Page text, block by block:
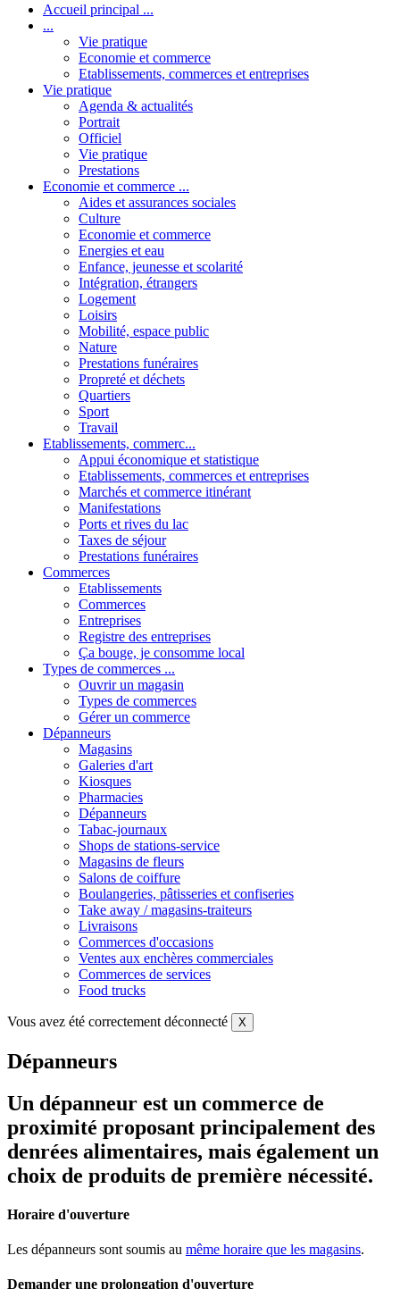
Accueil principal ...
...
Vie pratique
Economie et commerce
Etablissements, commerces et entreprises
Vie pratique
Agenda & actualités
Portrait
Officiel
Vie pratique
Prestations
Economie et commerce ...
Aides et assurances sociales
Culture
Economie et commerce
Energies et eau
Enfance, jeunesse et scolarité
Intégration, étrangers
Logement
Loisirs
Mobilité, espace public
Nature
Prestations funéraires
Propreté et déchets
Quartiers
Sport
Travail
Etablissements, commerc...
Appui économique et statistique
Etablissements, commerces et entreprises
Marchés et commerce itinérant
Manifestations
Ports et rives du lac
Taxes de séjour
Prestations funéraires
Commerces
Etablissements
Commerces
Entreprises
Registre des entreprises
Ça bouge, je consomme local
Types de commerces ...
Ouvrir un magasin
Types de commerces
Gérer un commerce
Dépanneurs
Magasins
Galeries d'art
Kiosques
Pharmacies
Dépanneurs
Tabac-journaux
Shops de stations-service
Magasins de fleurs
Salons de coiffure
Boulangeries, pâtisseries et confiseries
Take away / magasins-traiteurs
Livraisons
Commerces d'occasions
Ventes aux enchères commerciales
Commerces de services
Food trucks
Vous avez été correctement déconnecté X
Dépanneurs
Un dépanneur est un commerce de
proximité proposant principalement des
denrées alimentaires, mais également un
choix de produits de première nécessité.
Horaire d'ouverture
Les dépanneurs sont soumis au même horaire que les magasins.
Demander une prolongation d'ouverture